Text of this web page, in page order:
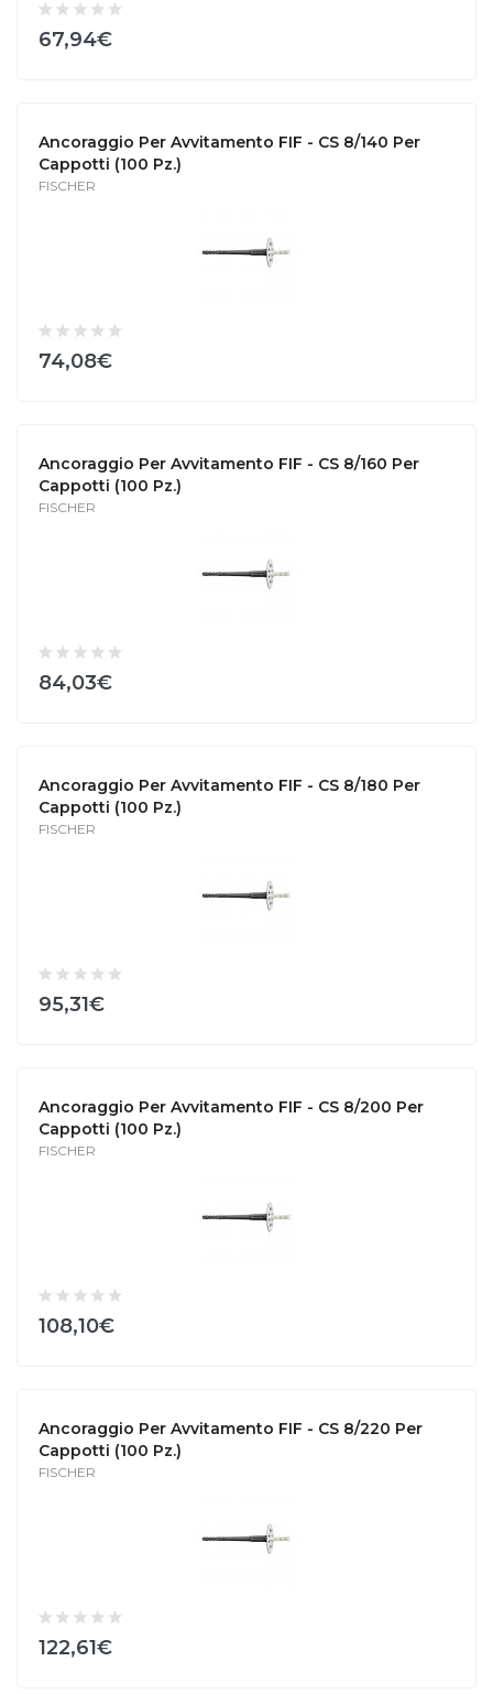
67,94€
Ancoraggio Per Avvitamento FIF - CS 8/140 Per
Cappotti (100 Pz.)
FISCHER
74,08€
Ancoraggio Per Avvitamento FIF - CS 8/160 Per
Cappotti (100 Pz.)
FISCHER
84,03€
Ancoraggio Per Avvitamento FIF - CS 8/180 Per
Cappotti (100 Pz.)
FISCHER
95,31€
Ancoraggio Per Avvitamento FIF - CS 8/200 Per
Cappotti (100 Pz.)
FISCHER
108,10€
Ancoraggio Per Avvitamento FIF - CS 8/220 Per
Cappotti (100 Pz.)
FISCHER
122,61€